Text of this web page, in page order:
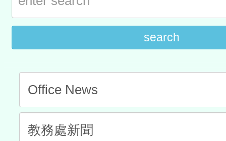
航」
search